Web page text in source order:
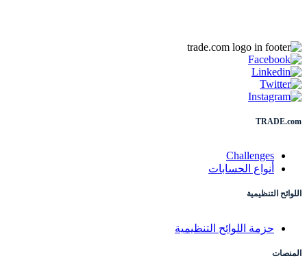
TRADE.com
Challenges
أنواع الحسابات
اللوائح التنظيمية
حزمة اللوائح التنظيمية
المنصات